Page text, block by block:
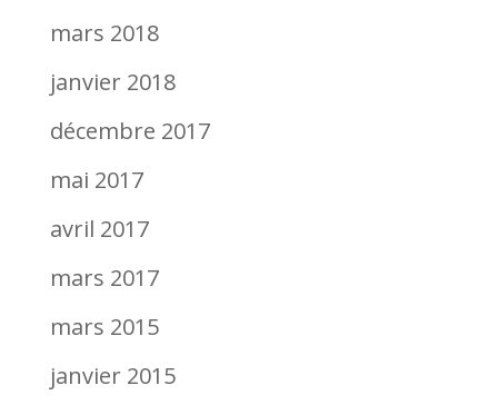
mars 2018
janvier 2018
décembre 2017
mai 2017
avril 2017
mars 2017
mars 2015
janvier 2015